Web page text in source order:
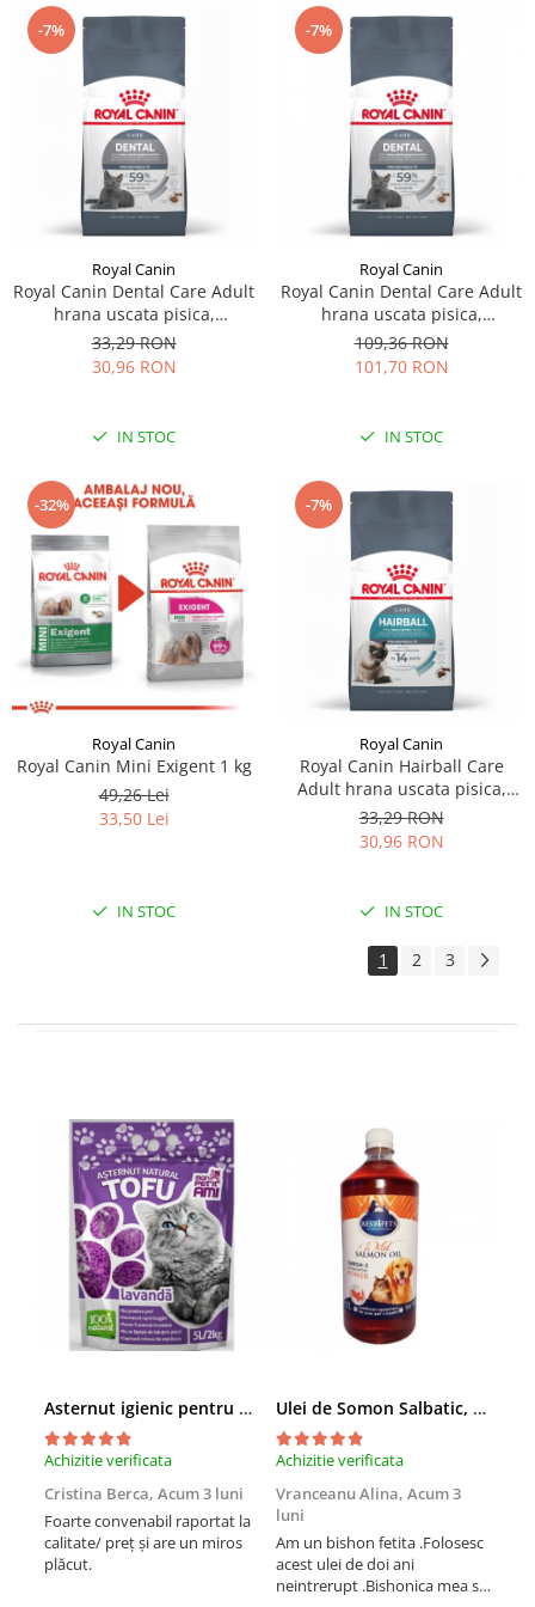
-7%
Royal Canin
Royal Canin Dental Care Adult
hrana uscata pisica,
reducerea formarii tartrului,
400 g
33,29 RON
30,96 RON
IN STOC
-7%
Royal Canin
Royal Canin Dental Care Adult
hrana uscata pisica,
reducerea formarii tartrului,
1.5 kg
109,36 RON
101,70 RON
IN STOC
-32%
Royal Canin
Royal Canin Mini Exigent 1 kg
49,26 Lei
33,50 Lei
IN STOC
-7%
Royal Canin
Royal Canin Hairball Care
Adult hrana uscata pisica,
limitarea ghemurilor de
blana, 400 g
33,29 RON
30,96 RON
IN STOC
1 2 3
Asternut igienic pentru pisici Tofu Lavanda, Mon Petit 5 l
Achizitie verificata
Cristina Berca, Acum 3 luni
Foarte convenabil raportat la
calitate/ preț și are un miros
plăcut.
Ulei de Somon Salbatic, câini și pisici, piele si blană, BEST4PETS, 1l
Achizitie verificata
Vranceanu Alina, Acum 3
luni
Am un bishon fetita .Folosesc
acest ulei de doi ani
neintrerupt .Bishonica mea se